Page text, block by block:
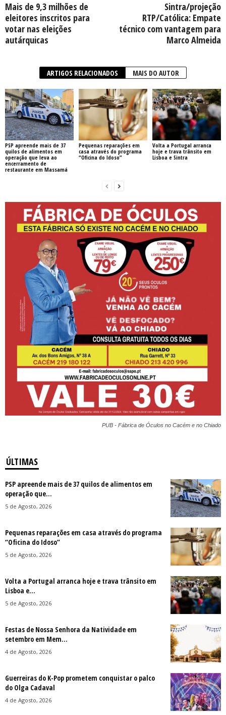
Mais de 9,3 milhões de
eleitores inscritos para
votar nas eleições
autárquicas
Sintra/projeção
RTP/Católica: Empate
técnico com vantagem para
Marco Almeida
ARTIGOS RELACIONADOS MAIS DO AUTOR
PSP apreende mais de 37
quilos de alimentos em
operação que leva ao
encerramento de
restaurante em Massamá
Pequenas reparações em
casa através do programa
“Oficina do Idoso”
Volta a Portugal arranca
hoje e trava trânsito em
Lisboa e Sintra
PUB - Fábrica de Óculos no Cacém e no Chiado
ÚLTIMAS
PSP apreende mais de 37 quilos de alimentos em
operação que...
5 de Agosto, 2026
Pequenas reparações em casa através do programa
“Oficina do Idoso”
5 de Agosto, 2026
Volta a Portugal arranca hoje e trava trânsito em
Lisboa e...
5 de Agosto, 2026
Festas de Nossa Senhora da Natividade em
setembro em Mem...
4 de Agosto, 2026
Guerreiras do K-Pop prometem conquistar o palco
do Olga Cadaval
4 de Agosto, 2026